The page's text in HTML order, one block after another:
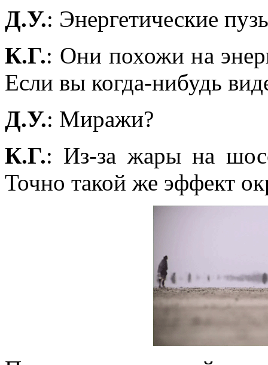
Д.У.: Энергетические
К.Г.: Они похожи на
Если вы когда-нибудь
Д.У.: Миражи?
К.Г.: Из-за жары на
Точно такой же эффект